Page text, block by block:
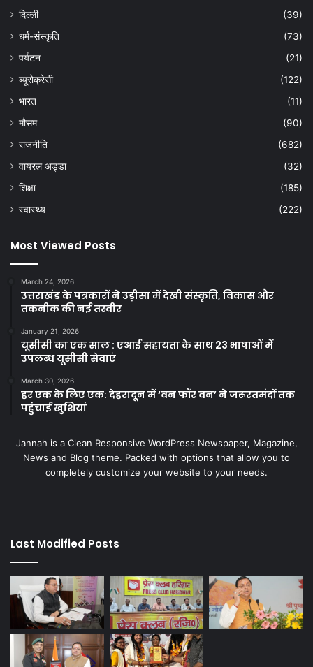
दिल्ली
(39)
धर्म-संस्कृति
(73)
पर्यटन
(21)
ब्यूरोक्रेसी
(122)
भारत
(11)
मौसम
(90)
राजनीति
(682)
वायरल अड्डा
(32)
शिक्षा
(185)
स्वास्थ्य
(222)
Most Viewed Posts
March 24, 2026
उत्तराखंड के पत्रकारों ने उड़ीसा में देखी संस्कृति, विकास और
तकनीक की नई तस्वीर
January 21, 2026
यूसीसी का एक साल : एआई सहायता के साथ 23 भाषाओं में
उपलब्ध यूसीसी सेवाएं
March 30, 2026
हर एक के लिए एक: देहरादून में ‘वन फॉर वन’ ने जरूरतमंदों तक
पहुंचाई खुशियां
Jannah is a Clean Responsive WordPress Newspaper, Magazine,
News and Blog theme. Packed with options that allow you to
completely customize your website to your needs.
Last Modified Posts